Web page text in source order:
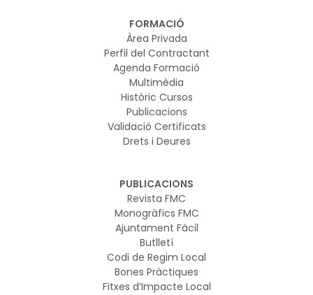
FORMACIÓ
Àrea Privada
Perfil del Contractant
Agenda Formació
Multimèdia
Històric Cursos
Publicacions
Validació Certificats
Drets i Deures
PUBLICACIONS
Revista FMC
Monogràfics FMC
Ajuntament Fàcil
Butlletí
Codi de Regim Local
Bones Pràctiques
Fitxes d’Impacte Local